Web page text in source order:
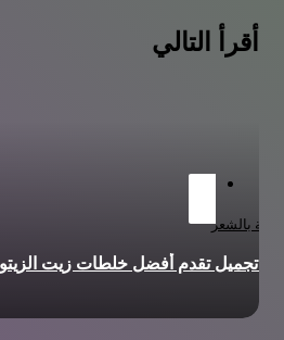
أقرأ التالي
بالشعر
تجميل تقدم أفضل خلطات زيت